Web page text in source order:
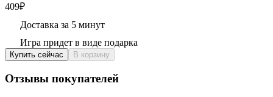
409₽
Доставка за 5 минут
Игра придет в виде подарка
Купить сейчас В корзину
Отзывы покупателей